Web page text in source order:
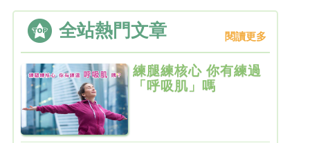
全站熱門文章 閱讀更多
練腿練核心 你有練過
「呼吸肌」嗎